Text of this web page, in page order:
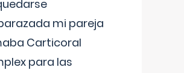
mi pareja
Carticoral
para las